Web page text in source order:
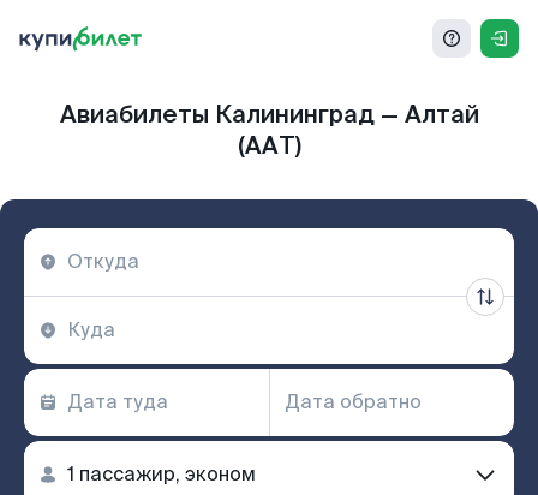
Авиабилеты Калининград — Алтай
(AAT)